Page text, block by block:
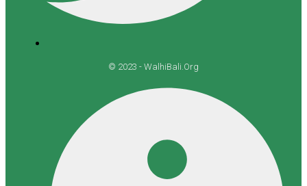
© 2023 - WalhiBali.Org